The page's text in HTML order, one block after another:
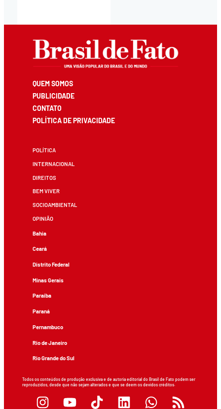
QUEM SOMOS
PUBLICIDADE
CONTATO
POLÍTICA DE PRIVACIDADE
POLÍTICA
INTERNACIONAL
DIREITOS
BEM VIVER
SOCIOAMBIENTAL
OPINIÃO
Bahia
Ceará
Distrito Federal
Minas Gerais
Paraíba
Paraná
Pernambuco
Rio de Janeiro
Rio Grande do Sul
Todos os conteúdos de produção exclusiva e de autoria editorial do Brasil de Fato podem ser
reproduzidos, desde que não sejam alterados e que se deem os devidos créditos.